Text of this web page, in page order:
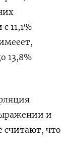
11,1%
13,8%
и
считают, что